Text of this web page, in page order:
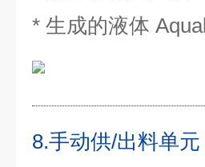
* 生成的液体
8.手动供/出料单元